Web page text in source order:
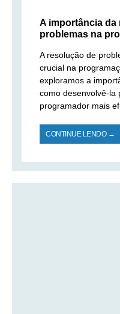
A importância da
problemas na
A resolução de
crucial na
exploramos a
como desenvolvê-la
programador mais
CONTINUE LENDO →